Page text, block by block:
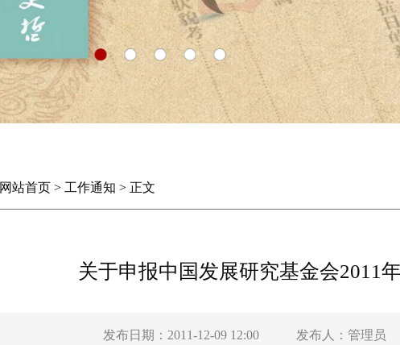
网站首页 > 工作通知 > 正文
关于申报中国发展研究基金会2011
发布日期：2011-12-09 12:00 发布人：管理员